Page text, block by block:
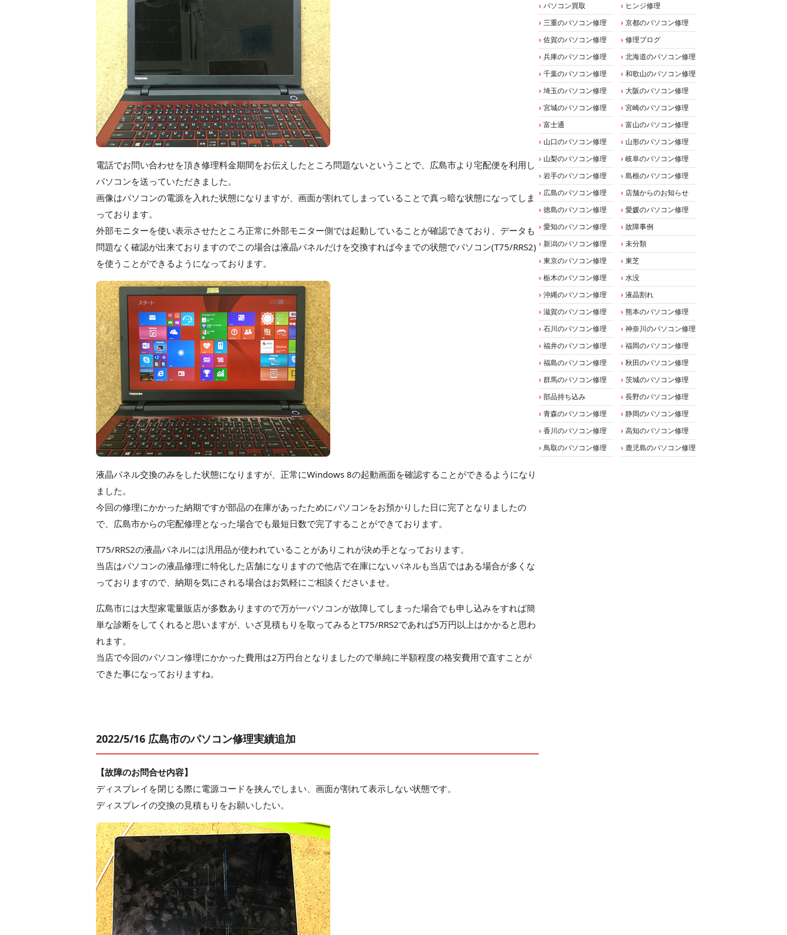
電話でお問い合わせを頂き修理料金期間をお伝えしたところ問題ないということで、広島市より宅配便を利用し
パソコンを送っていただきました。
画像はパソコンの電源を入れた状態になりますが、画面が割れてしまっていることで真っ暗な状態になってしま
っております。
外部モニターを使い表示させたところ正常に外部モニター側では起動していることが確認できており、データも
問題なく確認が出来ておりますのでこの場合は液晶パネルだけを交換すれば今までの状態でパソコン(T75/RRS2)
を使うことができるようになっております。
液晶パネル交換のみをした状態になりますが、正常にWindows 8の起動画面を確認することができるようになり
ました。
今回の修理にかかった納期ですが部品の在庫があったためにパソコンをお預かりした日に完了となりましたの
で、広島市からの宅配修理となった場合でも最短日数で完了することができております。
T75/RRS2の液晶パネルには汎用品が使われていることがありこれが決め手となっております。
当店はパソコンの液晶修理に特化した店舗になりますので他店で在庫にないパネルも当店ではある場合が多くな
っておりますので、納期を気にされる場合はお気軽にご相談くださいませ。
広島市には大型家電量販店が多数ありますので万が一パソコンが故障してしまった場合でも申し込みをすれば簡
単な診断をしてくれると思いますが、いざ見積もりを取ってみるとT75/RRS2であれば5万円以上はかかると思わ
れます。
当店で今回のパソコン修理にかかった費用は2万円台となりましたので単純に半額程度の格安費用で直すことが
できた事になっておりますね。
2022/5/16 広島市のパソコン修理実績追加
【故障のお問合せ内容】
ディスプレイを閉じる際に電源コードを挟んでしまい、画面が割れて表示しない状態です。
ディスプレイの交換の見積もりをお願いしたい。
パソコン買取
ヒンジ修理
三重のパソコン修理
京都のパソコン修理
佐賀のパソコン修理
修理ブログ
兵庫のパソコン修理
北海道のパソコン修理
千葉のパソコン修理
和歌山のパソコン修理
埼玉のパソコン修理
大阪のパソコン修理
宮城のパソコン修理
宮崎のパソコン修理
富士通
富山のパソコン修理
山口のパソコン修理
山形のパソコン修理
山梨のパソコン修理
岐阜のパソコン修理
岩手のパソコン修理
島根のパソコン修理
広島のパソコン修理
店舗からのお知らせ
徳島のパソコン修理
愛媛のパソコン修理
愛知のパソコン修理
故障事例
新潟のパソコン修理
未分類
東京のパソコン修理
東芝
栃木のパソコン修理
水没
沖縄のパソコン修理
液晶割れ
滋賀のパソコン修理
熊本のパソコン修理
石川のパソコン修理
神奈川のパソコン修理
福井のパソコン修理
福岡のパソコン修理
福島のパソコン修理
秋田のパソコン修理
群馬のパソコン修理
茨城のパソコン修理
部品持ち込み
長野のパソコン修理
青森のパソコン修理
静岡のパソコン修理
香川のパソコン修理
高知のパソコン修理
鳥取のパソコン修理
鹿児島のパソコン修理